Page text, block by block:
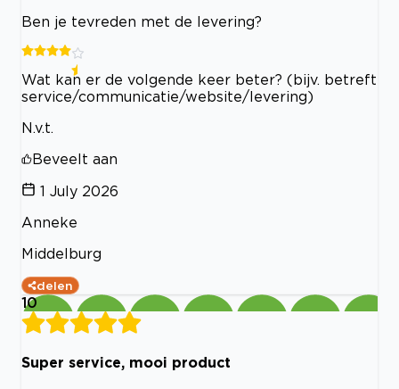
Ben je tevreden met de levering?
Wat kan er de volgende keer beter? (bijv. betreft
service/communicatie/website/levering)
N.v.t.
Beveelt aan
1 July 2026
Anneke
Middelburg
delen
10
Super service, mooi product